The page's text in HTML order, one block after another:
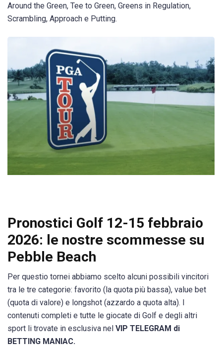
Around the Green, Tee to Green, Greens in Regulation,
Scrambling, Approach e Putting.
Pronostici Golf 12-15 febbraio
2026: le nostre scommesse su
Pebble Beach
Per questio tornei abbiamo scelto alcuni possibili vincitori
tra le tre categorie: favorito (la quota più bassa), value bet
(quota di valore) e longshot (azzardo a quota alta). I
contenuti completi e tutte le giocate di Golf e degli altri
sport li trovate in esclusiva nel VIP TELEGRAM di
BETTING MANIAC.